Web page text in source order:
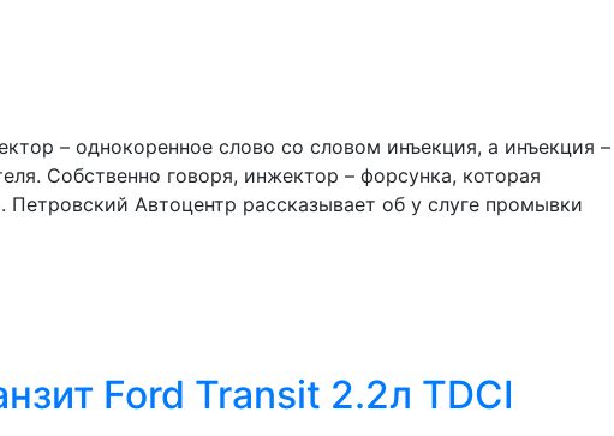
– однокоренное слово со словом инъекция, а инъекция –
Собственно говоря, инжектор – форсунка, которая
Автоцентр рассказывает об у слуге промывки
Ford Transit 2.2л TDCI